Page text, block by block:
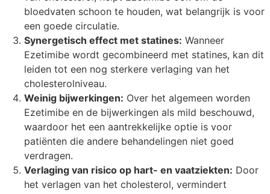
bloedvaten schoon te houden, wat belangrijk is voor
een goede circulatie.
Synergetisch effect met statines: Wanneer
Ezetimibe wordt gecombineerd met statines, kan dit
leiden tot een nog sterkere verlaging van het
cholesterolniveau.
Weinig bijwerkingen: Over het algemeen worden
Ezetimibe en de bijwerkingen als mild beschouwd,
waardoor het een aantrekkelijke optie is voor
patiënten die andere behandelingen niet goed
verdragen.
Verlaging van risico op hart- en vaatziekten: Door
het verlagen van het cholesterol, vermindert